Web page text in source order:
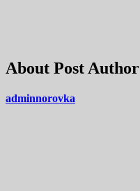
About Post Author
adminnorovka